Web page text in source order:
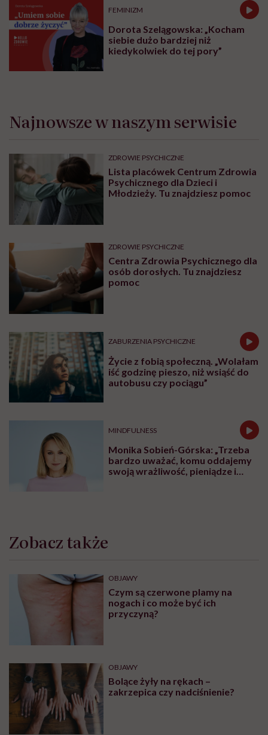
FEMINIZM
Dorota Szelągowska: „Kocham
siebie dużo bardziej niż
kiedykolwiek do tej pory”
Najnowsze w naszym serwisie
ZDROWIE PSYCHICZNE
Lista placówek Centrum Zdrowia
Psychicznego dla Dzieci i
Młodzieży. Tu znajdziesz pomoc
ZDROWIE PSYCHICZNE
Centra Zdrowia Psychicznego dla
osób dorosłych. Tu znajdziesz
pomoc
ZABURZENIA PSYCHICZNE
Życie z fobią społeczną. „Wolałam
iść godzinę pieszo, niż wsiąść do
autobusu czy pociągu”
MINDFULNESS
Monika Sobień-Górska: „Trzeba
bardzo uważać, komu oddajemy
swoją wrażliwość, pieniądze i
Zobacz także
OBJAWY
Czym są czerwone plamy na
nogach i co może być ich
przyczyną?
OBJAWY
Bolące żyły na rękach –
zakrzepica czy nadciśnienie?